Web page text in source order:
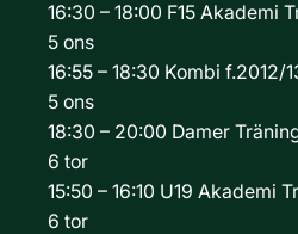
16:30 – 18:00 F15 Akademi
5 ons
16:55 – 18:30 Kombi f.2012/
5 ons
18:30 – 20:00 Damer
6 tor
15:50 – 16:10 U19 Akademi
6 tor